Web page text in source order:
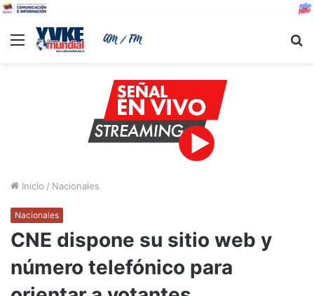
Menu
Inicio / Nacionales
Nacionales
CNE dispone su sitio web y
número telefónico para